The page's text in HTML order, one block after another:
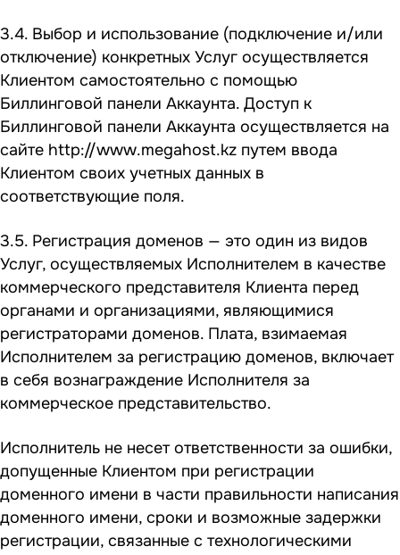
3.4. Выбор и использование (подключение и/или
отключение) конкретных Услуг осуществляется
Клиентом самостоятельно с помощью
Биллинговой панели Аккаунта. Доступ к
Биллинговой панели Аккаунта осуществляется на
сайте http://www.megahost.kz путем ввода
Клиентом своих учетных данных в
соответствующие поля.
3.5. Регистрация доменов — это один из видов
Услуг, осуществляемых Исполнителем в качестве
коммерческого представителя Клиента перед
органами и организациями, являющимися
регистраторами доменов. Плата, взимаемая
Исполнителем за регистрацию доменов, включает
в себя вознаграждение Исполнителя за
коммерческое представительство.
Исполнитель не несет ответственности за ошибки,
допущенные Клиентом при регистрации
доменного имени в части правильности написания
доменного имени, сроки и возможные задержки
регистрации, связанные с технологическими